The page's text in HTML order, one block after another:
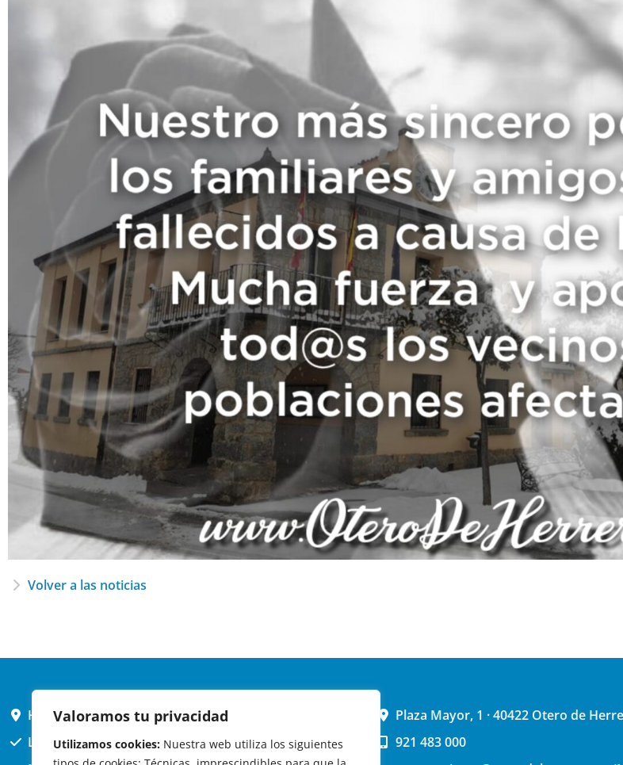
Valoramos tu privacidad
Utilizamos cookies: Nuestra web utiliza los siguientes
Volver a las noticias
HORARIO AYUNTAMIENTO
L,X,J,V 9 a 14h
Plaza Mayor, 1 · 40422 Otero de
921 483 000